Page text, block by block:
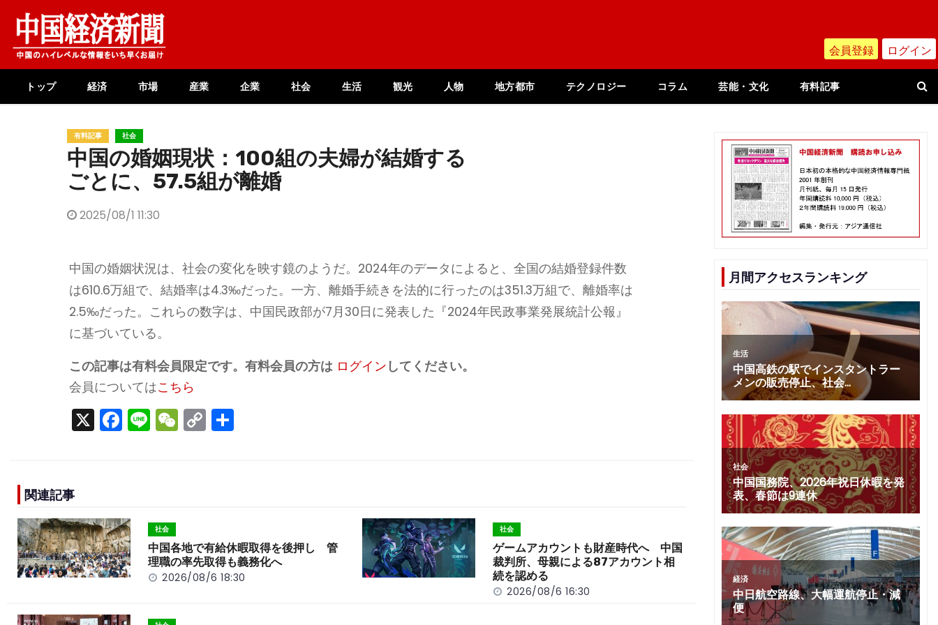
content
会員登録 ログイン
トップ 経済 市場 産業 企業 社会 生活 観光 人物 地方都市 テクノロジー コラム 芸能・文化 有料記事
有料記事 社会
中国の婚姻現状：100組の夫婦が結婚する
ごとに、57.5組が離婚
2025/08/1 11:30
中国の婚姻状況は、社会の変化を映す鏡のようだ。2024年のデータによると、全国の結婚登録件数
は610.6万組で、結婚率は4.3‰だった。一方、離婚手続きを法的に行ったのは351.3万組で、離婚率は
2.5‰だった。これらの数字は、中国民政部が7月30日に発表した『2024年民政事業発展統計公報』
に基づいている。
この記事は有料会員限定です。有料会員の方は ログイン してください。
会員についてはこちら
X F
a
o
o
k
Li
n
W
e
C
o
k
関連記事
社会
中国各地で有給休暇取得を後押し 管
理職の率先取得も義務化へ
2026/08/6 18:30
社会
ゲームアカウントも財産時代へ 中国
裁判所、母親による87アカウント相
続を認める
2026/08/6 16:30
月間アクセスランキング